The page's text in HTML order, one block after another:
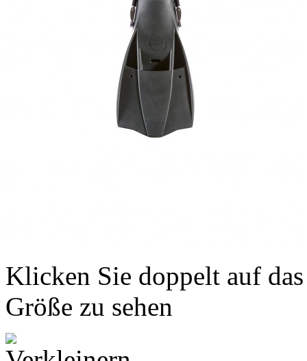
Klicken Sie doppelt auf
Größe zu sehen